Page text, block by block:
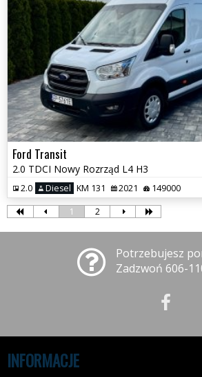
Ford Transit
2.0 TDCI Nowy Rozrząd L4 H3
2.0 Diesel KM 131 2021 149000
1 2
Potrzebujesz
Zadzwoń 606-
INFORMACJE